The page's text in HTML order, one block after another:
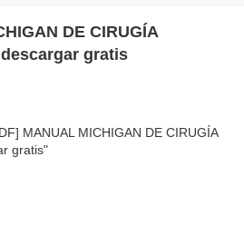
DE CIRUGÍA
descargar gratis